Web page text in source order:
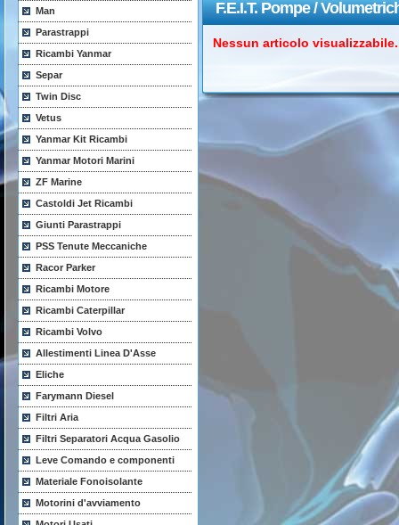
Man
Parastrappi
Ricambi Yanmar
Separ
Twin Disc
Vetus
Yanmar Kit Ricambi
Yanmar Motori Marini
ZF Marine
Castoldi Jet Ricambi
Giunti Parastrappi
PSS Tenute Meccaniche
Racor Parker
Ricambi Motore
Ricambi Caterpillar
Ricambi Volvo
Allestimenti Linea D'Asse
Eliche
Farymann Diesel
Filtri Aria
Filtri Separatori Acqua Gasolio
Leve Comando e componenti
Materiale Fonoisolante
Motorini d'avviamento
F.E.I.T. Pompe /
Nessun articolo